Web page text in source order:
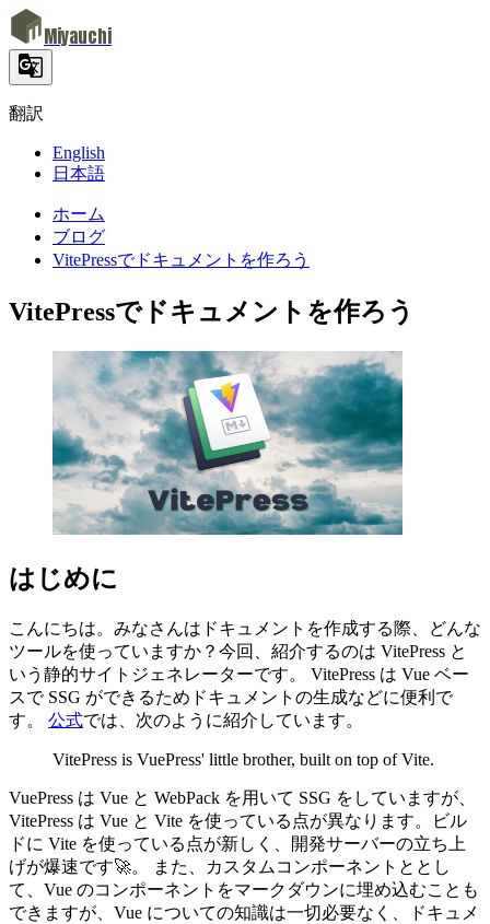
Miyauchi
翻訳
English
日本語
ホーム
ブログ
VitePressでドキュメントを作ろう
VitePressでドキュメントを作ろう
はじめに
こんにちは。みなさんはドキュメントを作成する際、どんな
ツールを使っていますか？今回、紹介するのは VitePress と
いう静的サイトジェネレーターです。 VitePress は Vue ベー
スで SSG ができるためドキュメントの生成などに便利で
す。 公式では、次のように紹介しています。
VitePress is VuePress' little brother, built on top of Vite.
VuePress は Vue と WebPack を用いて SSG をしていますが、
VitePress は Vue と Vite を使っている点が異なります。ビル
ドに Vite を使っている点が新しく、開発サーバーの立ち上
げが爆速です🚀。 また、カスタムコンポーネントととし
て、Vue のコンポーネントをマークダウンに埋め込むことも
できますが、Vue についての知識は一切必要なく、ドキュメ